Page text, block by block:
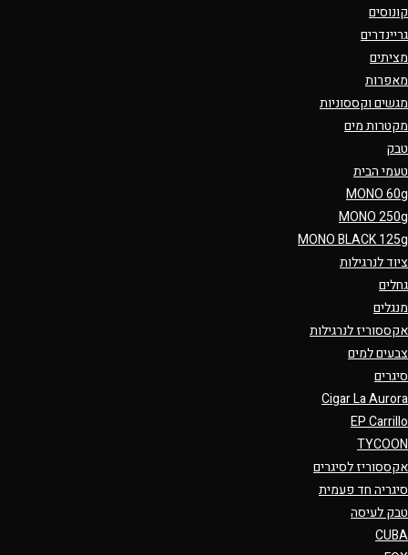
קונוסים
גריינדרים
מציתים
מאפרות
מגשים וקססוניות
מקטרות מים
טבק
טעמי הבית
MONO 60g
MONO 250g
MONO BLACK 125g
ציוד לנרגילות
גחלים
מנגלים
אקססוריז לנרגילות
צבעים למים
סיגרים
Cigar La Aurora
EP Carrillo
TYCOON
אקססוריז לסיגרים
סיגריה חד פעמית
טבק לעיסה
CUBA